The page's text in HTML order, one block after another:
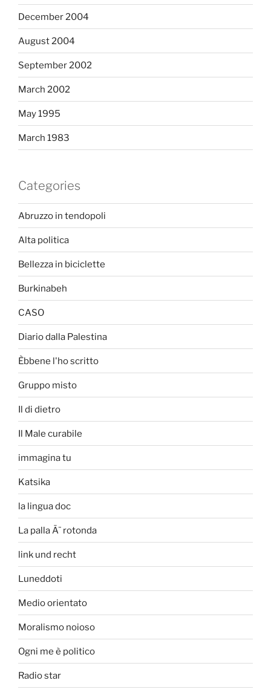
December 2004
August 2004
September 2002
March 2002
May 1995
March 1983
Categories
Abruzzo in tendopoli
Alta politica
Bellezza in biciclette
Burkinabeh
CASO
Diario dalla Palestina
Èbbene l'ho scritto
Gruppo misto
Il di dietro
Il Male curabile
immagina tu
Katsika
la lingua doc
La palla Ã¨ rotonda
link und recht
Luneddoti
Medio orientato
Moralismo noioso
Ogni me è politico
Radio star